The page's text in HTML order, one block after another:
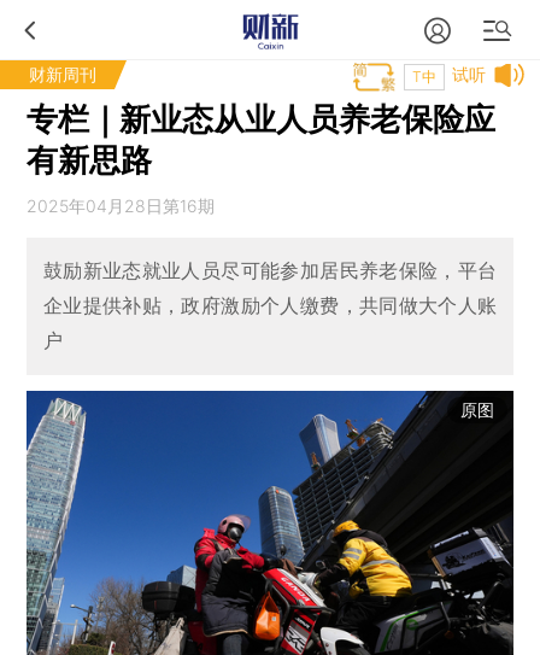
财新周刊 试听
T中
专栏｜新业态从业人员养老保险应
有新思路
2025年04月28日第16期
鼓励新业态就业人员尽可能参加居民养老保险，平台
企业提供补贴，政府激励个人缴费，共同做大个人账
户
原图